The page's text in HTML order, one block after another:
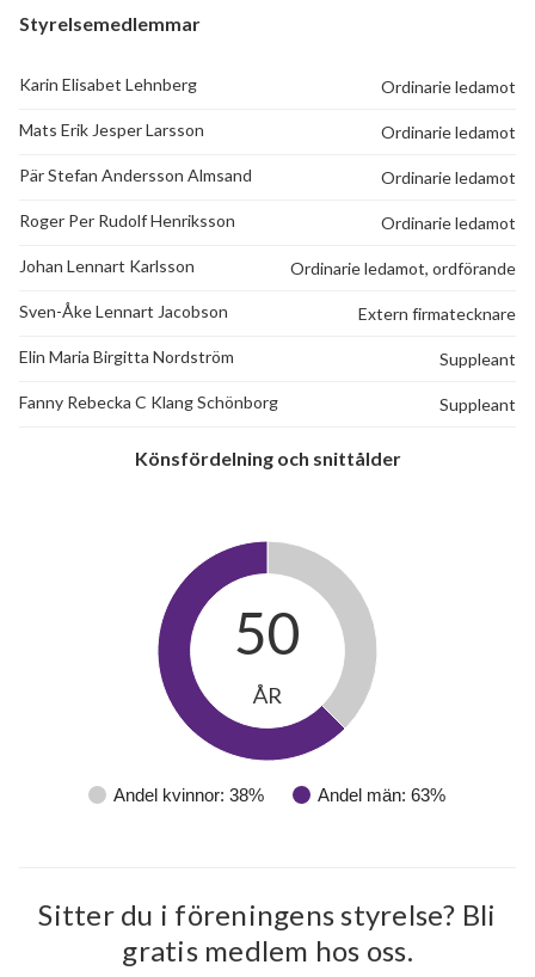
Styrelsemedlemmar
Karin Elisabet Lehnberg Ordinarie ledamot
Mats Erik Jesper Larsson Ordinarie ledamot
Pär Stefan Andersson Almsand Ordinarie ledamot
Roger Per Rudolf Henriksson Ordinarie ledamot
Johan Lennart Karlsson Ordinarie ledamot, ordförande
Sven-Åke Lennart Jacobson Extern firmatecknare
Elin Maria Birgitta Nordström Suppleant
Fanny Rebecka C Klang Schönborg Suppleant
Könsfördelning och snittålder
Andel kvinnor: 38% Andel män: 63%
50
ÅR
Sitter du i föreningens styrelse? Bli
gratis medlem hos oss.